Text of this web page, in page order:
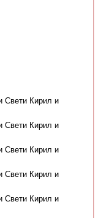
Свети Кирил и
Свети Кирил и
Свети Кирил и
Свети Кирил и
Свети Кирил и